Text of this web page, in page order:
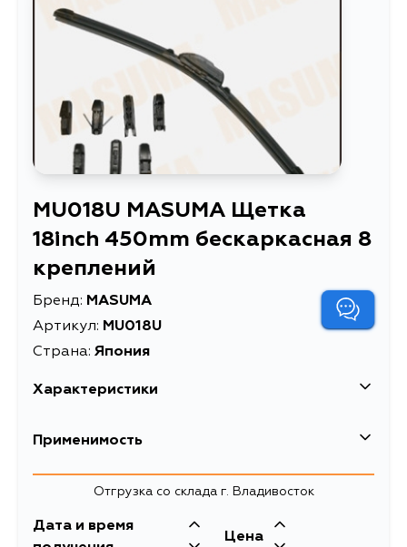
MU018U MASUMA Щетка
18inch 450mm бескаркасная 8
креплений
Бренд: MASUMA
Артикул: MU018U
Страна: Япония
Характеристики
EAN-13
Длина упаковки, мм
Масса, кг 0.27
Применимость
Subaru
Кузов Двигатель
Отгрузка со склада г. Владивосток
Дата и время
Цена